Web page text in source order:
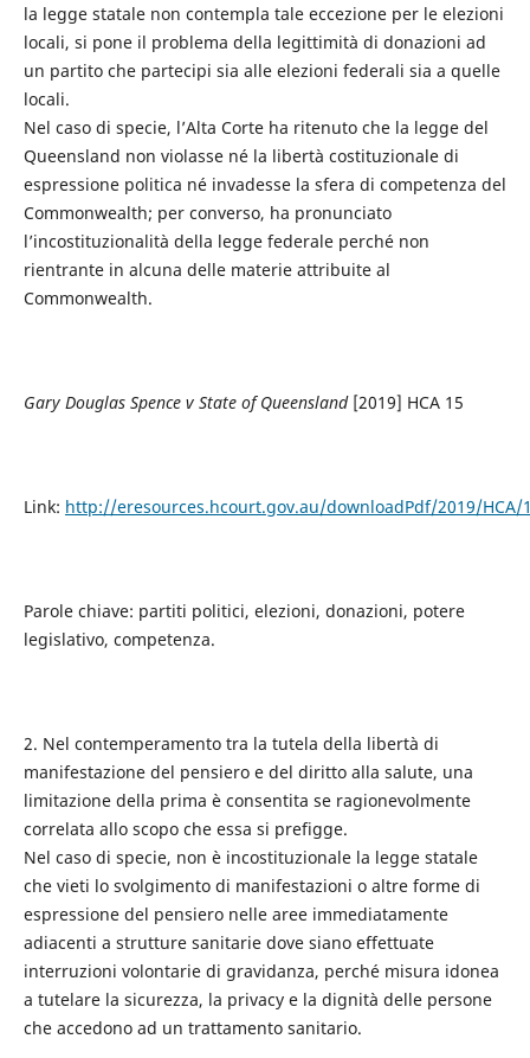
la legge statale non contempla tale eccezione per le elezioni
locali, si pone il problema della legittimità di donazioni ad
un partito che partecipi sia alle elezioni federali sia a quelle
locali.
Nel caso di specie, l’Alta Corte ha ritenuto che la legge del
Queensland non violasse né la libertà costituzionale di
espressione politica né invadesse la sfera di competenza del
Commonwealth; per converso, ha pronunciato
l’incostituzionalità della legge federale perché non
rientrante in alcuna delle materie attribuite al
Commonwealth.
Gary Douglas Spence v State of Queensland[2019] HCA 15
Link: http://eresources.hcourt.gov.au/downloadPdf/2019/HCA/
Parole chiave: partiti politici, elezioni, donazioni, potere
legislativo, competenza.
2. Nel contemperamento tra la tutela della libertà di
manifestazione del pensiero e del diritto alla salute, una
limitazione della prima è consentita se ragionevolmente
correlata allo scopo che essa si prefigge.
Nel caso di specie, non è incostituzionale la legge statale
che vieti lo svolgimento di manifestazioni o altre forme di
espressione del pensiero nelle aree immediatamente
adiacenti a strutture sanitarie dove siano effettuate
interruzioni volontarie di gravidanza, perché misura idonea
a tutelare la sicurezza, la privacy e la dignità delle persone
che accedono ad un trattamento sanitario.